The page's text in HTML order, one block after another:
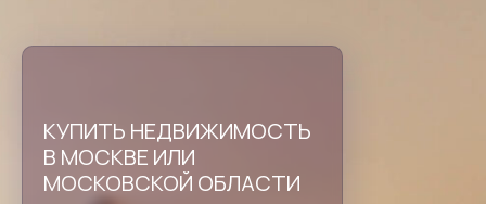
КУПИТЬ НЕДВИЖИМОСТЬ
В МОСКВЕ ИЛИ
МОСКОВСКОЙ ОБЛАСТИ